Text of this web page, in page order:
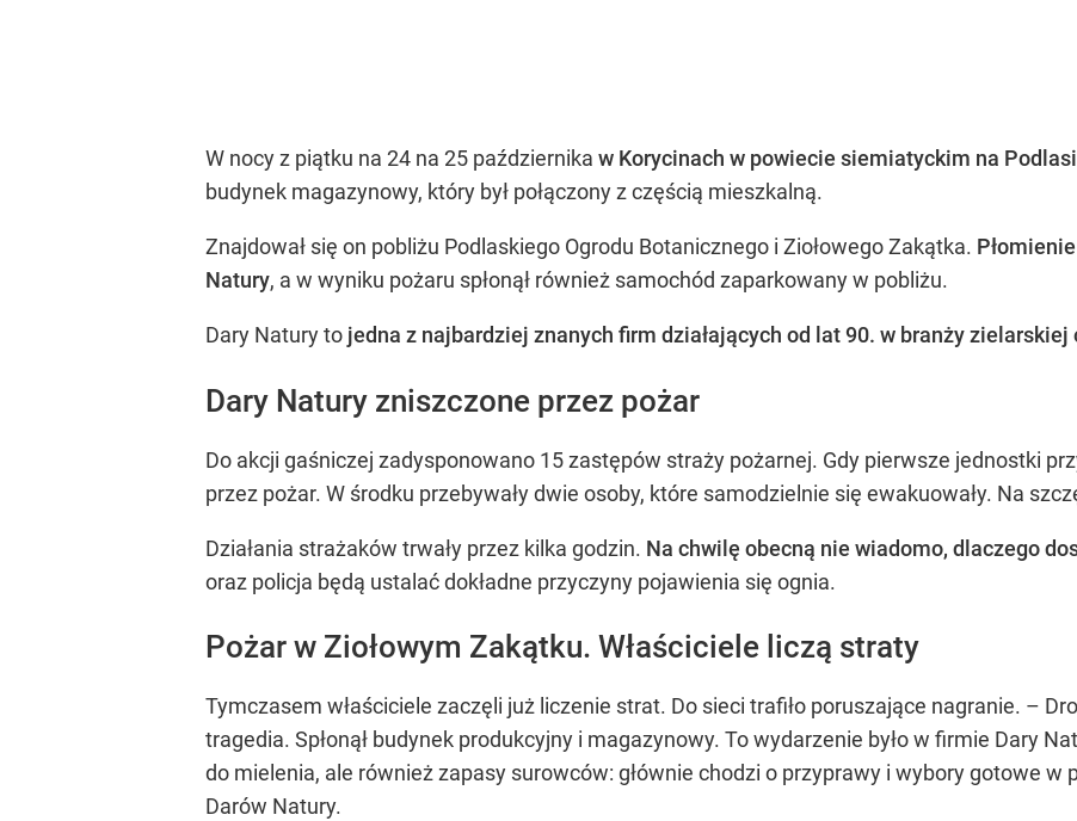
W nocy z piątku na 24 na 25 października w Korycinach w powiecie siemiatyckim na
budynek magazynowy, który był połączony z częścią mieszkalną.
Znajdował się on pobliżu Podlaskiego Ogrodu Botanicznego i Ziołowego Zakątka.
Natury, a w wyniku pożaru spłonął również samochód zaparkowany w pobliżu.
Dary Natury to jedna z najbardziej znanych firm działających od lat 90. w branży
Dary Natury zniszczone przez pożar
Do akcji gaśniczej zadysponowano 15 zastępów straży pożarnej. Gdy pierwsze jednostki
przez pożar. W środku przebywały dwie osoby, które samodzielnie się ewakuowały. Na
Działania strażaków trwały przez kilka godzin. Na chwilę obecną nie wiadomo, dlaczego
oraz policja będą ustalać dokładne przyczyny pojawienia się ognia.
Pożar w Ziołowym Zakątku. Właściciele liczą straty
Tymczasem właściciele zaczęli już liczenie strat. Do sieci trafiło poruszające nagranie. –
tragedia. Spłonął budynek produkcyjny i magazynowy. To wydarzenie było w firmie Dary
do mielenia, ale również zapasy surowców: głównie chodzi o przyprawy i wybory gotowe w
Darów Natury.